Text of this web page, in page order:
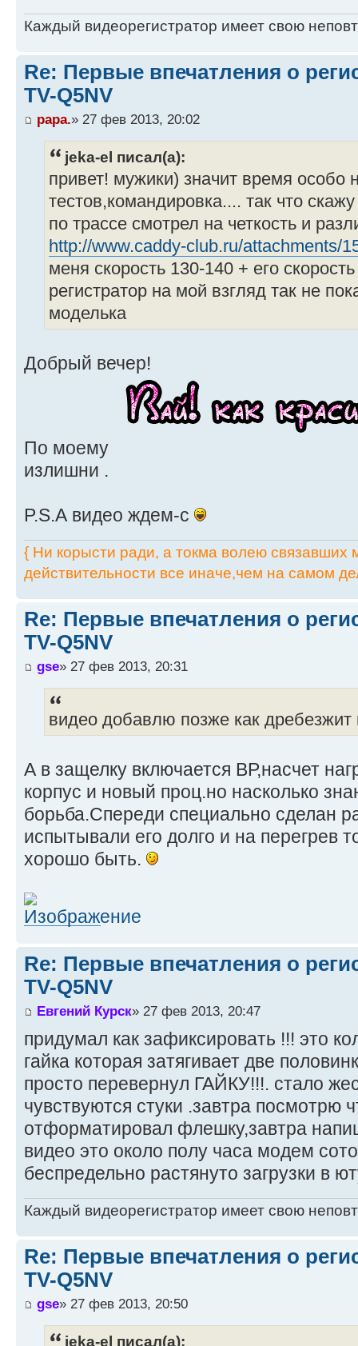
Каждый видеорегистратор имеет свою
Re: Первые впечатления о
TV-Q5NV
papa.» 27 фев 2013, 20:02
jeka-el писал(а):
привет! мужики) значит время особо
тестов,командировка.... так что
по трассе смотрел на четкость и
http://www.caddy-club.ru/attachments/
меня скорость 130-140 + его
регистратор на мой взгляд так не
моделька
Добрый вечер!
По моему
излишни .
P.S.А видео ждем-с
{ Ни корысти ради, а токма волею связавших
действительности все иначе,чем на самом
Re: Первые впечатления о
TV-Q5NV
gse» 27 фев 2013, 20:31
видео добавлю позже как дребезжит
А в защелку включается ВР,насчет
корпус и новый проц.но насколько
борьба.Спереди специально сделан
испытывали его долго и на перегрев
хорошо быть.
Re: Первые впечатления о
TV-Q5NV
Евгений Курск» 27 фев 2013, 20:47
придумал как зафиксировать !!! это
гайка которая затягивает две
просто перевернул ГАЙКУ!!!. стало
чувствуются стуки .завтра посмотрю
отформатировал флешку,завтра
видео это около полу часа модем
беспредельно растянуто загрузки в
Каждый видеорегистратор имеет свою
Re: Первые впечатления о
TV-Q5NV
gse» 27 фев 2013, 20:50
jeka-el писал(а):